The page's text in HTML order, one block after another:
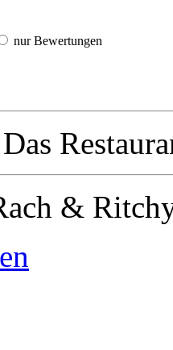
nur Bewertungen
Das
&